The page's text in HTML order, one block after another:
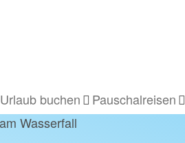
Urlaub buchen Pauschalreisen